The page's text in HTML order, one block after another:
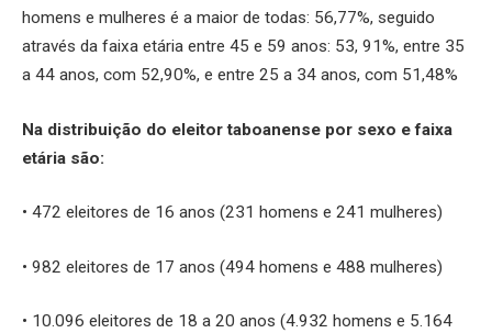
homens e mulheres é a maior de todas: 56,77%, seguido
através da faixa etária entre 45 e 59 anos: 53, 91%, entre 35
a 44 anos, com 52,90%, e entre 25 a 34 anos, com 51,48%
Na distribuição do eleitor taboanense por sexo e faixa
etária são:
• 472 eleitores de 16 anos (231 homens e 241 mulheres)
• 982 eleitores de 17 anos (494 homens e 488 mulheres)
• 10.096 eleitores de 18 a 20 anos (4.932 homens e 5.164